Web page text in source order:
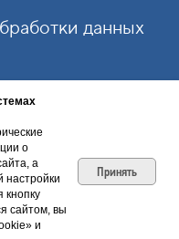
о
а
настройки
сайтом, вы
и
Принять